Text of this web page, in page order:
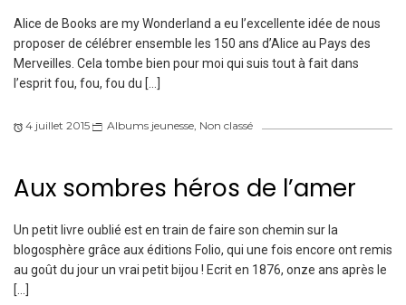
Alice de Books are my Wonderland a eu l’excellente idée de nous
proposer de célébrer ensemble les 150 ans d’Alice au Pays des
Merveilles. Cela tombe bien pour moi qui suis tout à fait dans
l’esprit fou, fou, fou du […]
4 juillet 2015 Albums jeunesse, Non classé
Aux sombres héros de l’amer
Un petit livre oublié est en train de faire son chemin sur la
blogosphère grâce aux éditions Folio, qui une fois encore ont remis
au goût du jour un vrai petit bijou ! Ecrit en 1876, onze ans après le
[…]